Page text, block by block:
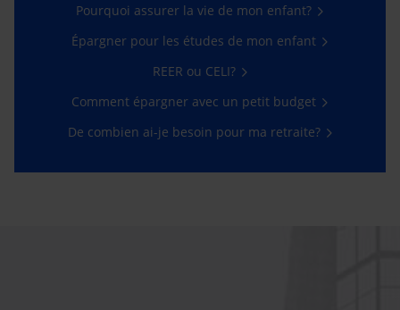
Pourquoi assurer la vie de mon enfant?
Épargner pour les études de mon enfant
REER ou CELI?
Comment épargner avec un petit budget
De combien ai-je besoin pour ma retraite?